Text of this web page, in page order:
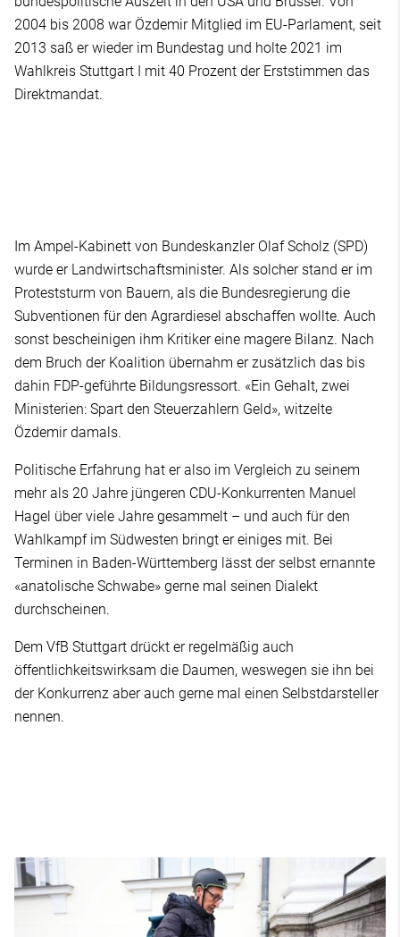
2004 bis 2008 war Özdemir Mitglied im EU-Parlament, seit
2013 saß er wieder im Bundestag und holte 2021 im
Wahlkreis Stuttgart I mit 40 Prozent der Erststimmen das
Direktmandat.
Im Ampel-Kabinett von Bundeskanzler Olaf Scholz (SPD)
wurde er Landwirtschaftsminister. Als solcher stand er im
Proteststurm von Bauern, als die Bundesregierung die
Subventionen für den Agrardiesel abschaffen wollte. Auch
sonst bescheinigen ihm Kritiker eine magere Bilanz. Nach
dem Bruch der Koalition übernahm er zusätzlich das bis
dahin FDP-geführte Bildungsressort. «Ein Gehalt, zwei
Ministerien: Spart den Steuerzahlern Geld», witzelte
Özdemir damals.
Politische Erfahrung hat er also im Vergleich zu seinem
mehr als 20 Jahre jüngeren CDU-Konkurrenten Manuel
Hagel über viele Jahre gesammelt – und auch für den
Wahlkampf im Südwesten bringt er einiges mit. Bei
Terminen in Baden-Württemberg lässt der selbst ernannte
«anatolische Schwabe» gerne mal seinen Dialekt
durchscheinen.
Dem VfB Stuttgart drückt er regelmäßig auch
öffentlichkeitswirksam die Daumen, weswegen sie ihn bei
der Konkurrenz aber auch gerne mal einen Selbstdarsteller
nennen.